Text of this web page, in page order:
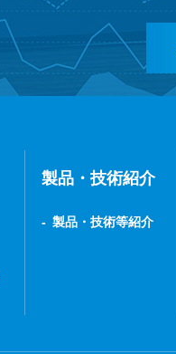
製品・技術紹介
製品・技術等紹介